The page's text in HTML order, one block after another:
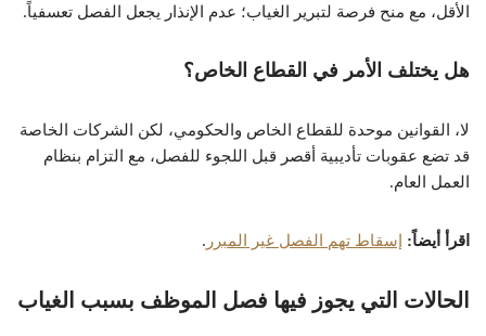
الأقل، مع منح فرصة لتبرير الغياب؛ عدم الإنذار يجعل الفصل تعسفياً.
هل يختلف الأمر في القطاع الخاص؟
لا، القوانين موحدة للقطاع الخاص والحكومي، لكن الشركات الخاصة
قد تضع عقوبات تأديبية أقصر قبل اللجوء للفصل، مع التزام بنظام
العمل العام.
اقرأ أيضاً: إسقاط تهم الفصل غير المبرر .
الحالات التي يجوز فيها فصل الموظف بسبب الغياب